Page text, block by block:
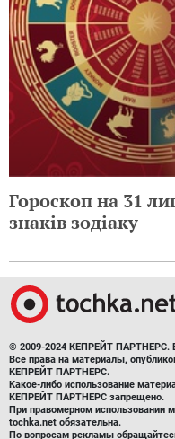
Гороскоп на 31
знаків зодіаку
© 2009-2024 КЕПРЕЙТ ПАРТНЕРС.
Все права на материалы,
КЕПРЕЙТ ПАРТНЕРС.
Какое-либо использование
КЕПРЕЙТ ПАРТНЕРС запрещено.
При правомерном использовании
tochka.net обязательна.
По вопросам рекламы